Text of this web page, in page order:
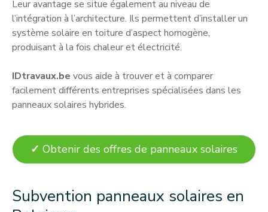
Leur avantage se situe également au niveau de
l’intégration à l’architecture. Ils permettent d’installer un
système solaire en toiture d’aspect homogène,
produisant à la fois chaleur et électricité.
IDtravaux.be vous aide à trouver et à comparer
facilement différents entreprises spécialisées dans les
panneaux solaires hybrides.
✓ Obtenir des offres de panneaux solaires
Subvention panneaux solaires en